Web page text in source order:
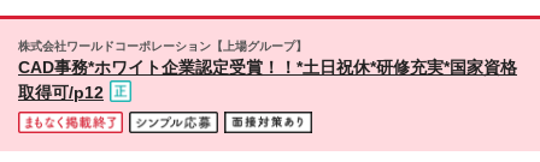
細・アクセスなどは、就業先によります。 ※勤務地一
覧以外にも多様な勤務地がございます。まずはご応募
株式会社ワールドコーポレーション【上場グループ】
CAD事務*ホワイト企業認定受賞！！*土日祝休*研修充実*国家資格
取得可/p12